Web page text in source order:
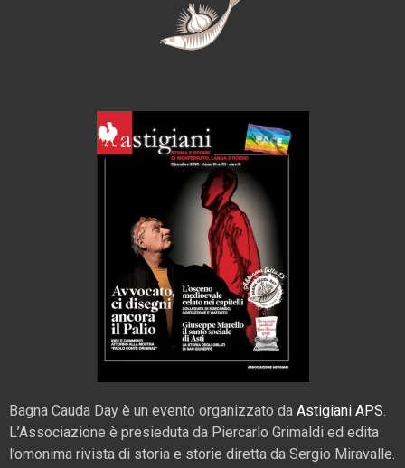
Bagna Cauda Day è un evento organizzato da Astigiani APS.
L’Associazione è presieduta da Piercarlo Grimaldi ed edita
l’omonima rivista di storia e storie diretta da Sergio Miravalle.